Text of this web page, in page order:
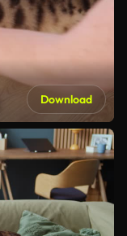
Download